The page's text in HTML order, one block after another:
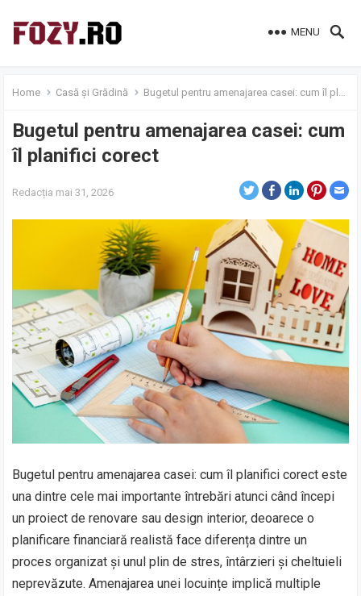
MENU
Home Casă și Grădină Bugetul pentru amenajarea casei: cum îl planifici corect
Bugetul pentru amenajarea casei: cum
îl planifici corect
Redacția mai 31, 2026
Bugetul pentru amenajarea casei: cum îl planifici corect este
una dintre cele mai importante întrebări atunci când începi
un proiect de renovare sau design interior, deoarece o
planificare financiară realistă face diferența dintre un
proces organizat și unul plin de stres, întârzieri și cheltuieli
neprevăzute. Amenajarea unei locuințe implică multiple